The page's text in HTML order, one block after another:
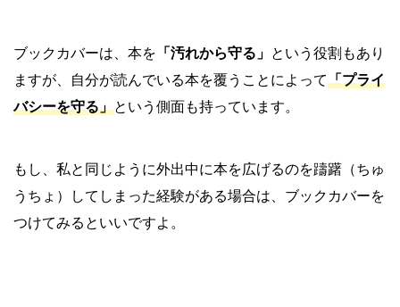
ブックカバーは、本を 「汚れから守る」 という役割もあり
ますが、自分が読んでいる本を覆うことによって「プライ
バシーを守る」という側面も持っています。
もし、私と同じように外出中に本を広げるのを躊躇（ちゅ
うちょ）してしまった経験がある場合は、ブックカバーを
つけてみるといいですよ。